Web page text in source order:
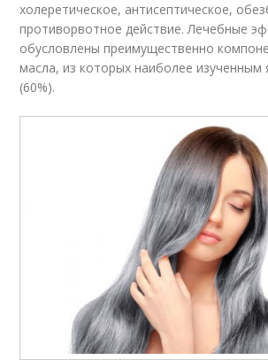
холеретическое, антисептическое,
противорвотное действие. Лечебные
обусловлены преимущественно
масла, из которых наиболее изученным
(60%).